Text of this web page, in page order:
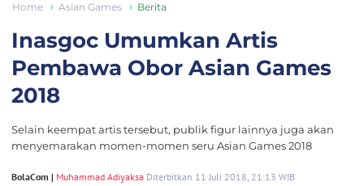
Home Asian Games Berita
Inasgoc Umumkan Artis
Pembawa Obor Asian Games
2018
Selain keempat artis tersebut, publik figur lainnya juga akan
menyemarakan momen-momen seru Asian Games 2018
BolaCom | Muhammad Adiyaksa Diterbitkan 11 Juli 2018, 21:13 WIB